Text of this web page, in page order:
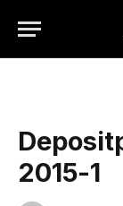
2015-1